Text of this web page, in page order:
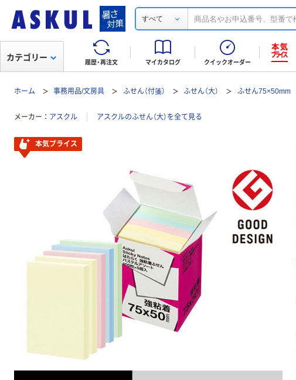
すべて
履歴・再注文 マイカタログ クイックオーダー
カテゴリー
ホーム 事務用品/文房具 ふせん（付箋） ふせん（大） ふせん75×50mm
メーカー アスクル アスクルのふせん（大）を全て見る
本気プライス